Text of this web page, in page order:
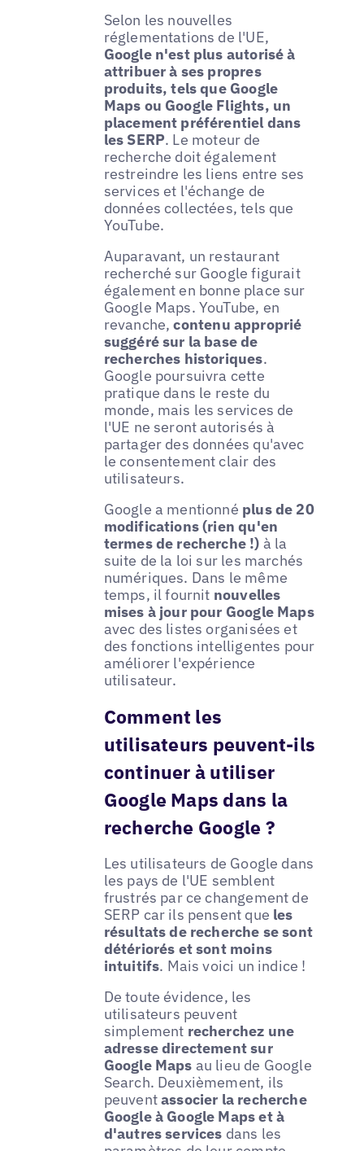
Selon les nouvelles
réglementations de l'UE,
Google n'est plus autorisé à
attribuer à ses propres
produits, tels que Google
Maps ou Google Flights, un
placement préférentiel dans
les SERP. Le moteur de
recherche doit également
restreindre les liens entre ses
services et l'échange de
données collectées, tels que
YouTube.
Auparavant, un restaurant
recherché sur Google figurait
également en bonne place sur
Google Maps. YouTube, en
revanche,contenu approprié
suggéré sur la base de
recherches historiques.
Google poursuivra cette
pratique dans le reste du
monde, mais les services de
l'UE ne seront autorisés à
partager des données qu'avec
le consentement clair des
utilisateurs.
Google a mentionné plus de 20
modifications (rien qu'en
termes de recherche !) à la
suite de la loi sur les marchés
numériques. Dans le même
temps, il fournit nouvelles
mises à jour pour Google Maps
avec des listes organisées et
des fonctions intelligentes pour
améliorer l'expérience
utilisateur.
Comment les
utilisateurs peuvent-ils
continuer à utiliser
Google Maps dans la
recherche Google ?
Les utilisateurs de Google dans
les pays de l'UE semblent
frustrés par ce changement de
SERP car ils pensent que les
résultats de recherche se sont
détériorés et sont moins
intuitifs. Mais voici un indice !
De toute évidence, les
utilisateurs peuvent
simplement recherchez une
adresse directement sur
Google Maps au lieu de Google
Search. Deuxièmement, ils
peuventassocier la recherche
Google à Google Maps et à
d'autres services dans les